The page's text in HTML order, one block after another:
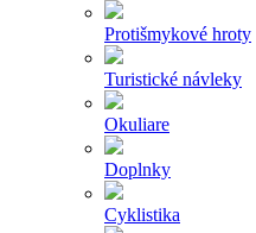
Protišmykové hroty
Turistické návleky
Okuliare
Doplnky
Cyklistika